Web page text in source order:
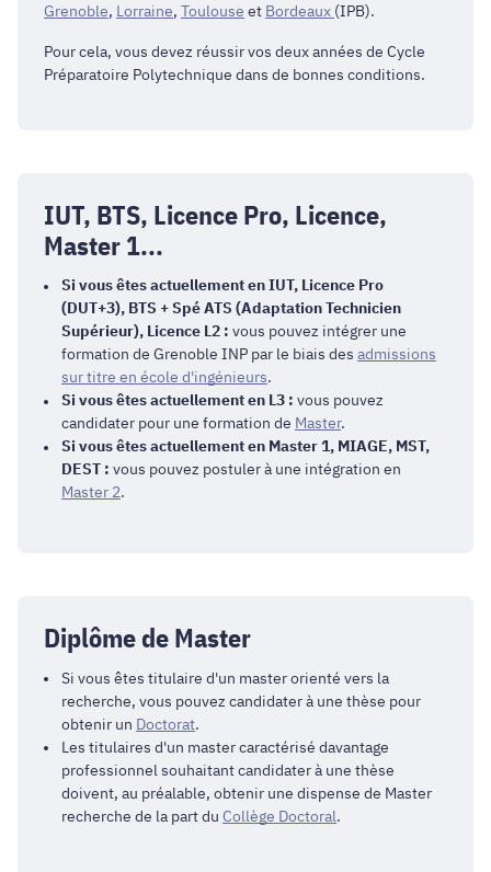
Grenoble, Lorraine, Toulouse et Bordeaux (IPB).
Pour cela, vous devez réussir vos deux années de Cycle
Préparatoire Polytechnique dans de bonnes conditions.
IUT, BTS, Licence Pro, Licence,
Master 1...
Si vous êtes actuellement en IUT, Licence Pro
(DUT+3), BTS + Spé ATS (Adaptation Technicien
Supérieur), Licence L2 : vous pouvez intégrer une
formation de Grenoble INP par le biais des admissions
sur titre en école d'ingénieurs.
Si vous êtes actuellement en L3 : vous pouvez
candidater pour une formation de Master.
Si vous êtes actuellement en Master 1, MIAGE, MST,
DEST : vous pouvez postuler à une intégration en
Master 2.
Diplôme de Master
Si vous êtes titulaire d'un master orienté vers la
recherche, vous pouvez candidater à une thèse pour
obtenir un Doctorat.
Les titulaires d'un master caractérisé davantage
professionnel souhaitant candidater à une thèse
doivent, au préalable, obtenir une dispense de Master
recherche de la part du Collège Doctoral.